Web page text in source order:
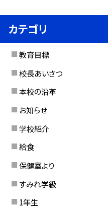
カテゴリ
教育目標
校長あいさつ
本校の沿革
お知らせ
学校紹介
給食
保健室より
すみれ学級
1年生